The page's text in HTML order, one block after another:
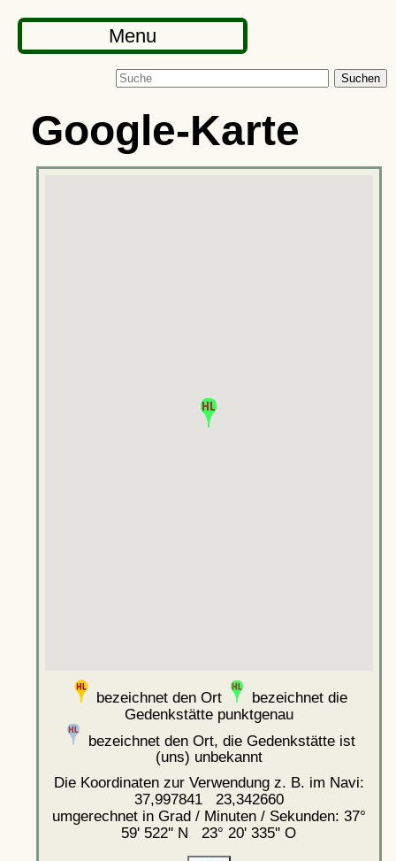
Menu
Suchen
Google-Karte
bezeichnet den Ort
bezeichnet die
Gedenkstätte punktgenau
bezeichnet den Ort, die Gedenkstätte ist
(uns) unbekannt
Die Koordinaten zur Verwendung z. B. im Navi:
37,997841 23,342660
umgerechnet in Grad / Minuten / Sekunden: 37°
59' 522'' N 23° 20' 335'' O